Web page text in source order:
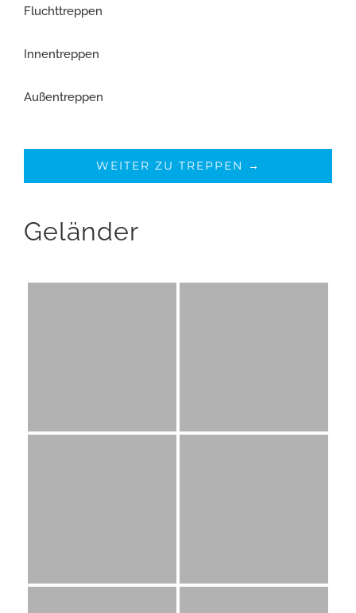
Fluchttreppen
Innentreppen
Außentreppen
WEITER ZU TREPPEN →
Geländer